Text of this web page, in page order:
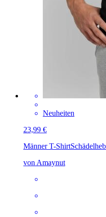
Neuheiten
23,99 €
Männer T-Shirt
von Amaynut